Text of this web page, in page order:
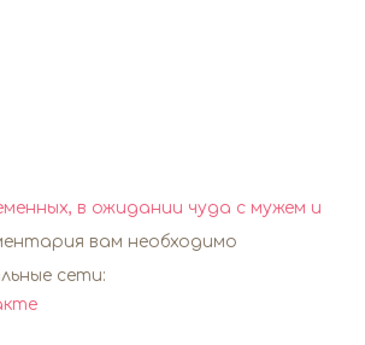
вам необходимо
сети: